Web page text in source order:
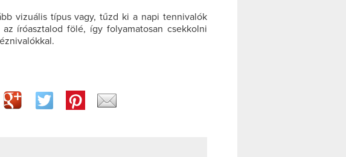
vizuális típus vagy, tűzd ki a napi tennivalók
íróasztalod fölé, így folyamatosan csekkolni